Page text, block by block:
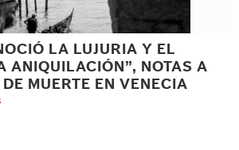
LA LUJURIA Y EL
ANIQUILACIÓN”, NOTAS A
MUERTE EN VENECIA